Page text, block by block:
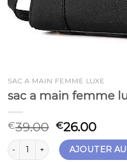
SAC A MAIN FEMME LUXE
sac a main femme
€39.00 €26.00
quantité de sac a main femme
AJOUTER